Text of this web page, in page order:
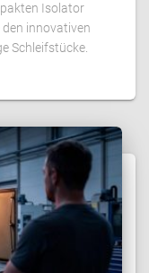
Isolator
den innovativen
Schleifstücke.